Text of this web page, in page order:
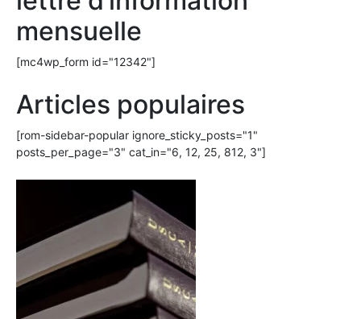
mensuelle
[mc4wp_form id="12342"]
Articles populaires
[rom-sidebar-popular ignore_sticky_posts="1"
posts_per_page="3" cat_in="6, 12, 25, 812, 3"]